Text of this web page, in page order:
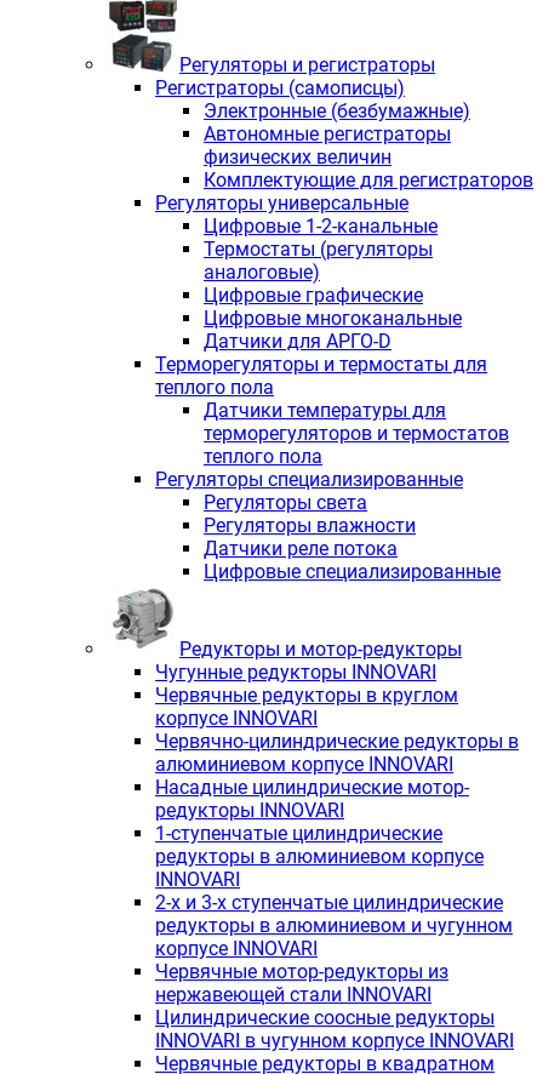
Регуляторы и регистраторы
Регистраторы (самописцы)
Электронные (безбумажные)
Автономные регистраторы
физических величин
Комплектующие для регистраторов
Регуляторы универсальные
Цифровые 1-2-канальные
Термостаты (регуляторы
аналоговые)
Цифровые графические
Цифровые многоканальные
Датчики для АРГО-D
Терморегуляторы и термостаты для
теплого пола
Датчики температуры для
терморегуляторов и термостатов
теплого пола
Регуляторы специализированные
Регуляторы света
Регуляторы влажности
Датчики реле потока
Цифровые специализированные
Редукторы и мотор-редукторы
Чугунные редукторы INNOVARI
Червячные редукторы в круглом
корпусе INNOVARI
Червячно-цилиндрические редукторы в
алюминиевом корпусе INNOVARI
Насадные цилиндрические мотор-
редукторы INNOVARI
1-ступенчатые цилиндрические
редукторы в алюминиевом корпусе
INNOVARI
2-х и 3-х ступенчатые цилиндрические
редукторы в алюминиевом и чугунном
корпусе INNOVARI
Червячные мотор-редукторы из
нержавеющей стали INNOVARI
Цилиндрические соосные редукторы
INNOVARI в чугунном корпусе INNOVARI
Червячные редукторы в квадратном